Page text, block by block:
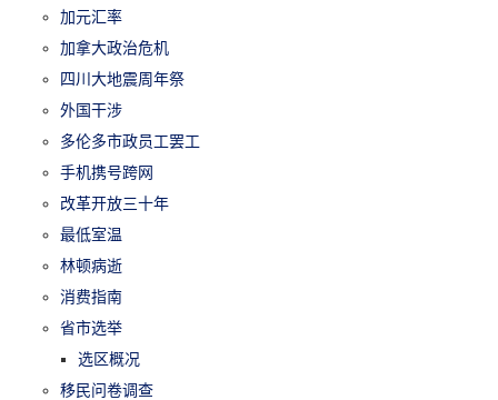
加元汇率
加拿大政治危机
四川大地震周年祭
外国干涉
多伦多市政员工罢工
手机携号跨网
改革开放三十年
最低室温
林顿病逝
消费指南
省市选举
选区概况
移民问卷调查